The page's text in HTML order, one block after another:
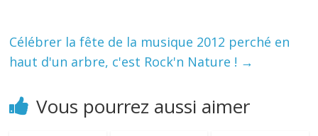
Célébrer la fête de la musique 2012 perché en
haut d'un arbre, c'est Rock'n Nature ! →
Vous pourrez aussi aimer